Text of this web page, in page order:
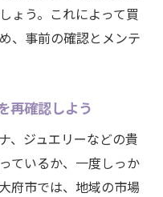
ょう。これによって買
、事前の確認とメンテ
再確認しよう
、ジュエリーなどの貴
ているか、一度しっか
府市では、地域の市場